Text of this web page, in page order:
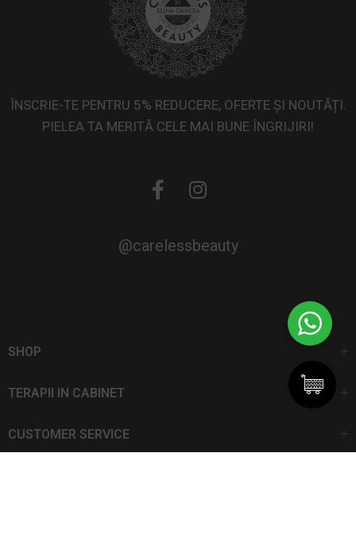
ÎNSCRIE-TE PENTRU 5% REDUCERE, OFERTE ȘI NOUTĂȚI.
PIELEA TA MERITĂ CELE MAI BUNE ÎNGRIJIRI!
@carelessbeauty
SHOP
TERAPII IN CABINET
CUSTOMER SERVICE